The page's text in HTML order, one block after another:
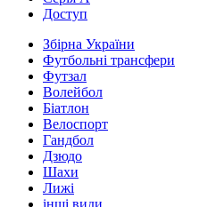
Доступ
Збірна України
Футбольні трансфери
Футзал
Волейбол
Біатлон
Велоспорт
Гандбол
Дзюдо
Шахи
Лижі